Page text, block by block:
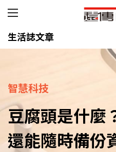
生活誌文章
智慧科技
豆腐頭是什麼
還能隨時備份